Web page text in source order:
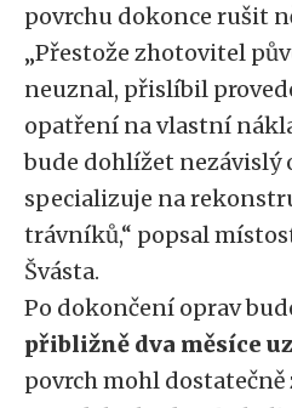
povrchu dokonce rušit
„Přestože zhotovitel
neuznal, přislíbil
opatření na vlastní
bude dohlížet nezávislý
specializuje na
trávníků,“ popsal
Švásta.
Po dokončení oprav
přibližně dva měsíce
povrch mohl dostatečně